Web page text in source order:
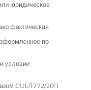
юридическое
фактическая
по
условии
CUL/1772/2011